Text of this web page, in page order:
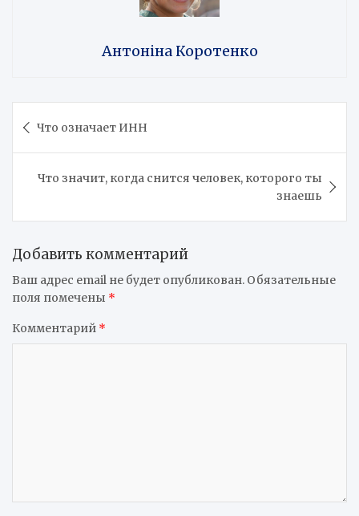
Антоніна Коротенко
по Что означает ИНН
Что значит, когда снится человек, которого ты
знаешь
Добавить комментарий
Ваш адрес email не будет опубликован. Обязательные
поля помечены *
Комментарий *